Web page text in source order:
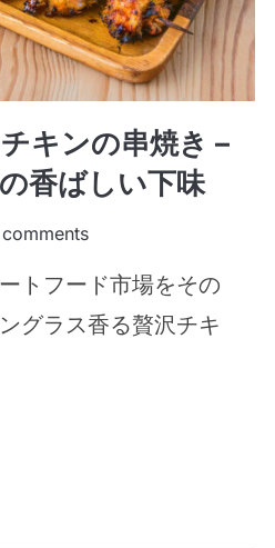
キンの串焼き –
香ばしい下味
トフード市場をその
グラス香る贅沢チキ